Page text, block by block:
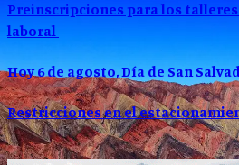
Preinscripciones para los
laboral
Hoy 6 de agosto, Día de San
Restricciones en el